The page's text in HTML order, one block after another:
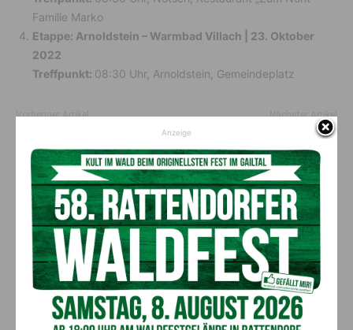
Familie Marko
Etappe: Arnoldstein – Warmbad Villach | 23. Oktober
2022
Treffpunkt: 08:30 Uhr, Arnoldstein, Gemeindeplatz
Vorheriger Artikel Nächster Artikel
15 Kleinkinderziehrinnen und
Tagesmütter aus dem Bezirk
Hermagor erhielten Diplome
AKTUELLES
Kirchtag in St. Lorenzen
Aktuell 6. August 2026
Anzeige